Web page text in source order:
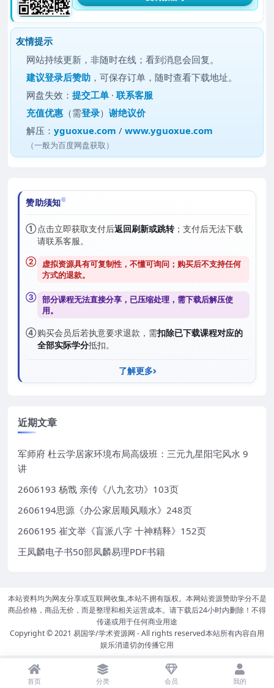
友情提示
网站持续更新，非随时在线；看到消息会回复。
建议登录后赞助 ，可保存订单，随时查看下载地址。
网盘失效：提交工单 ·联系客服
充值优惠 （需登录）谢绝议价
解压：yguoxue.com /www.yguoxue.com
（一般为百度网盘获取）
赞助须知
①点击立即获取支付后返回刷新或跳转；支付后无法下载
请联系客服。
② 虚拟资源具有可复制性，不懂可询问；购买后不支持任何
方式的退款。
③ 部分课程无法直接分享，已压缩处理，需下载后解压使
用。
④购买会员后若执意要求退款，需扣除已下载课程对应的
全部实际学分抵扣。
了解更多
近期文章
军师府 杜云学居家环境布局高级班：三元九星阳宅风水 9
讲
2606193 杨戬 亲传《八九玄功》103页
2606194思源《办公家居顺风顺水》248页
2606195 崔文举《盲派八字 十神精释》152页
王凤麟电子书50部凤麟易理PDF书籍
本站资料均为网友分享或互联网收集,本站不拥有版权。本网站资源赞助学分不是
商品价格，商品无价，而是整理和相关运营成本。请下载后24小时内删除！不得
传递或用于任何商业用途
Copyright © 2021 易国学/学术资源网 - All rights reserved本站所有内容自用
娱乐消遣切勿传播它用
首页 分类 会员 我的